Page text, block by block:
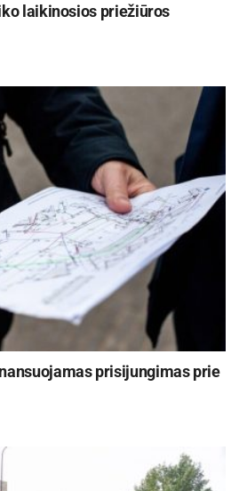
laikinosios priežiūros
prisijungimas prie